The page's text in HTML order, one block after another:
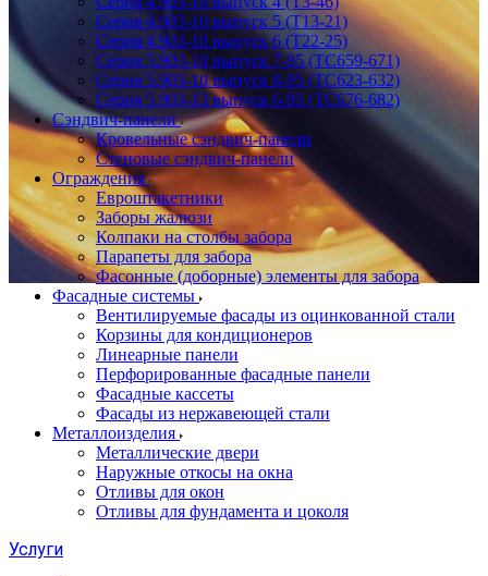
Серия 4.903-10 выпуск 5 (Т13-21)
Серия 4.903-10 выпуск 6 (Т22-25)
Серия 5.903-10 выпуск 7-95 (ТС659-671)
Серия 5.903-10 выпуск 8-95 (ТС623-632)
Серия 5.903-13 выпуск 6-95 (ТС676-682)
Сэндвич-панели
Кровельные сэндвич-панели
Стеновые сэндвич-панели
Ограждения
Евроштакетники
Заборы жалюзи
Колпаки на столбы забора
Парапеты для забора
Фасонные (доборные) элементы для забора
Фасадные системы
Вентилируемые фасады из оцинкованной стали
Корзины для кондиционеров
Линеарные панели
Перфорированные фасадные панели
Фасадные кассеты
Фасады из нержавеющей стали
Металлоизделия
Металлические двери
Наружные откосы на окна
Отливы для окон
Отливы для фундамента и цоколя
Услуги